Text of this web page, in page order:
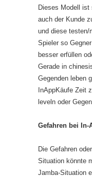
Dieses Modell ist
auch der Kunde
und diese testen/
Spieler so
besser erfüllen
Gerade in
Gegenden leben
InAppKäufe Zeit
leveln oder
Gefahren bei In-
Die Gefahren
Situation könnte
Jamba-Situation